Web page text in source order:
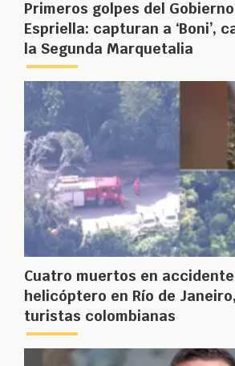
Primeros golpes del
Espriella: capturan a ‘Boni’,
la Segunda Marquetalia
Cuatro muertos en
helicóptero en Río de
turistas colombianas